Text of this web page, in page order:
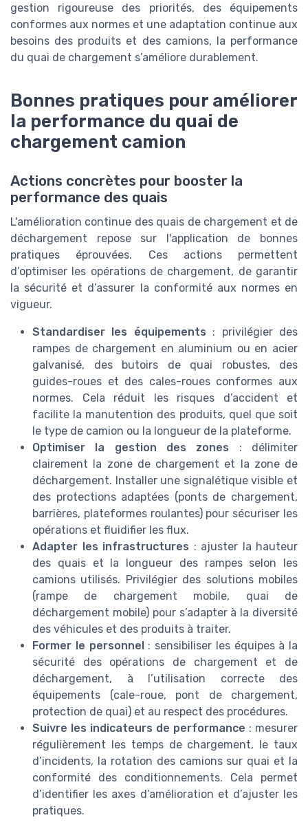
gestion rigoureuse des priorités, des équipements
conformes aux normes et une adaptation continue aux
besoins des produits et des camions, la performance
du quai de chargement s’améliore durablement.
Bonnes pratiques pour améliorer
la performance du quai de
chargement camion
Actions concrètes pour booster la
performance des quais
L'amélioration continue des quais de chargement et de
déchargement repose sur l'application de bonnes
pratiques éprouvées. Ces actions permettent
d’optimiser les opérations de chargement, de garantir
la sécurité et d’assurer la conformité aux normes en
vigueur.
Standardiser les équipements : privilégier des
rampes de chargement en aluminium ou en acier
galvanisé, des butoirs de quai robustes, des
guides-roues et des cales-roues conformes aux
normes. Cela réduit les risques d’accident et
facilite la manutention des produits, quel que soit
le type de camion ou la longueur de la plateforme.
Optimiser la gestion des zones : délimiter
clairement la zone de chargement et la zone de
déchargement. Installer une signalétique visible et
des protections adaptées (ponts de chargement,
barrières, plateformes roulantes) pour sécuriser les
opérations et fluidifier les flux.
Adapter les infrastructures : ajuster la hauteur
des quais et la longueur des rampes selon les
camions utilisés. Privilégier des solutions mobiles
(rampe de chargement mobile, quai de
déchargement mobile) pour s’adapter à la diversité
des véhicules et des produits à traiter.
Former le personnel: sensibiliser les équipes à la
sécurité des opérations de chargement et de
déchargement, à l’utilisation correcte des
équipements (cale-roue, pont de chargement,
protection de quai) et au respect des procédures.
Suivre les indicateurs de performance : mesurer
régulièrement les temps de chargement, le taux
d’incidents, la rotation des camions sur quai et la
conformité des conditionnements. Cela permet
d’identifier les axes d’amélioration et d’ajuster les
pratiques.